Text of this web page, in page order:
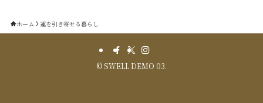
ホーム 運を引き寄せる暮らし
©SWELL DEMO 03.